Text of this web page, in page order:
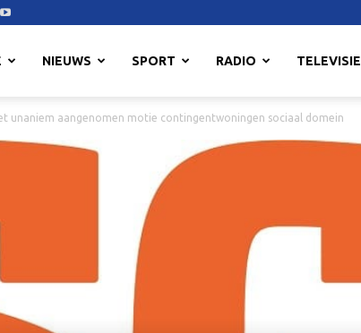
NIEUWS SPORT RADIO TELEVISIE
unaniem aangenomen motie contingentwoningen sociaal domein